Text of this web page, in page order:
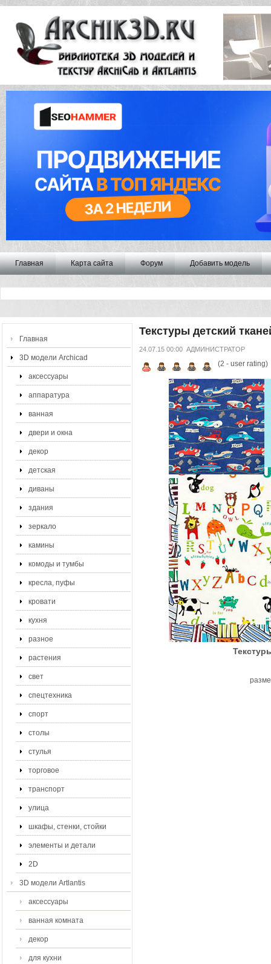
Главная Карта сайта Форум Добавить модель
Главная
3D модели Archicad
аксессуары
аппаратура
ванная
двери и окна
декор
детская
диваны
здания
зеркало
камины
комоды и тумбы
кресла, пуфы
кровати
кухня
разное
растения
свет
спецтехника
спорт
столы
стулья
торговое
транспорт
улица
шкафы, стенки, стойки
элементы и детали
2D
3D модели Artlantis
аксессуары
ванная комната
декор
для кухни
Текстуры детский
24.07.15 00:00 АДМИНИСТРАТОР
(2 - user rating)